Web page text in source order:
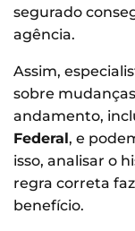
segurado
agência.
Assim,
sobre
andamento,
Federal, e
isso, analisar o
regra correta
benefício.